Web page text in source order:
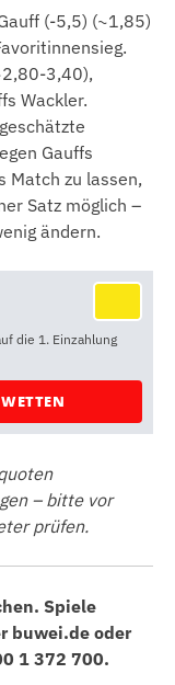
(-5,5) (~1,85)
3,40),
Wackler.
Gauffs
Match zu lassen,
Satz möglich –
ändern.
die 1. Einzahlung
– bitte vor
prüfen.
Spiele
buwei.de oder
1 372 700.